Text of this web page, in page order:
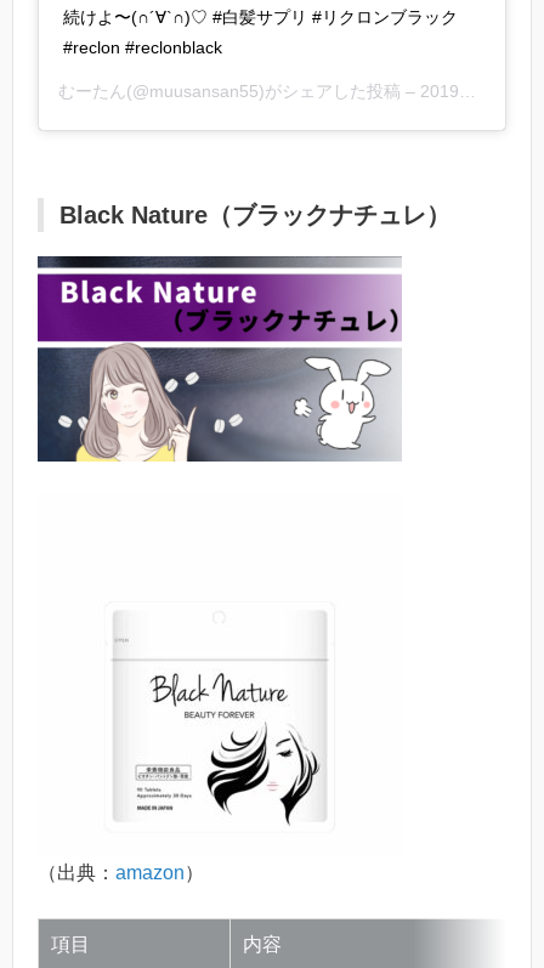
続けよ〜(∩´∀`∩)♡ #白髪サプリ #リクロンブラック
#reclon #reclonblack
むーたん(@muusansan55)がシェアした投稿 – 2019年 4月月26日午前10時02分PDT
Black Nature（ブラックナチュレ）
（出典： amazon）
項目 内容